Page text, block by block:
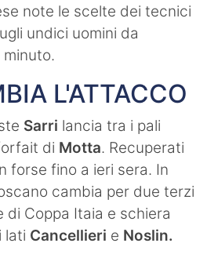
note le scelte dei tecnici
undici uomini da
L'ATTACCO
Sarri lancia tra i pali
di Motta. Recuperati
forse fino a ieri sera. In
cambia per due terzi
di Coppa Itaia e schiera
lati Cancellieri e Noslin.